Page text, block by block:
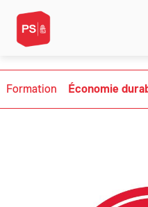
Formation Économie